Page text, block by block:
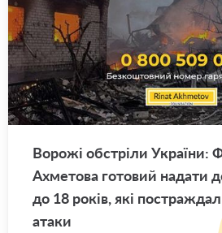
Во­ро­жі об­стрі­ли Укра­ї­ни:
Ахме­то­ва го­то­вий на­да­ти
до 18 років, які
атаки